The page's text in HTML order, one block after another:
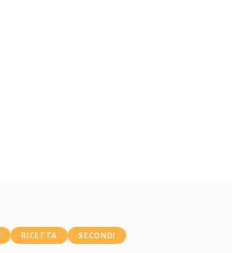
RICETTA SECONDI